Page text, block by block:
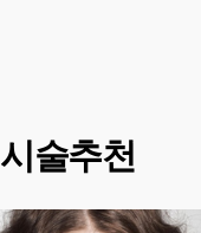
시술추천